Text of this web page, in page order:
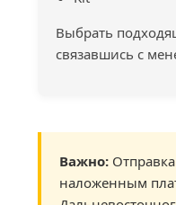
Выбрать
связавшись с
Важно:
наложенным